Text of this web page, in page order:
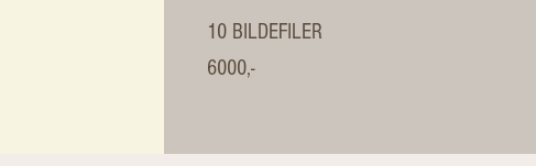
10 BILDEFILER
6000,-